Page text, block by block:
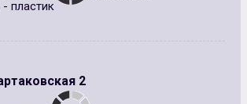
пластик
2